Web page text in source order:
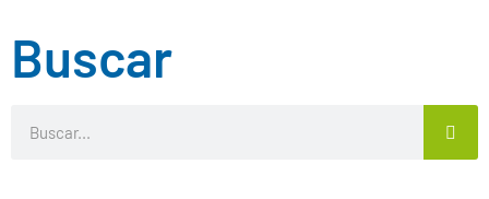
Buscar